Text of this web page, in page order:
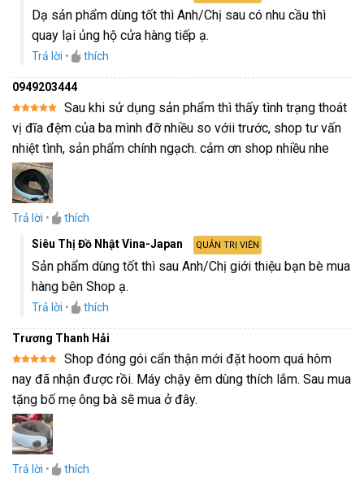
Dạ sản phẩm dùng tốt thì Anh/Chị sau có nhu cầu thì
quay lại ủng hộ cửa hàng tiếp ạ.
Trả lời • thích
0949203444
hạng 55
Sau khi sử dụng sản phẩm thì thấy tình trạng thoát
vị đĩa đệm của ba mình đỡ nhiều so vớii trước, shop tư vấn
nhiệt tình, sản phẩm chính ngạch. cảm ơn shop nhiều nhe
Trả lời •
thích
Siêu Thị Đồ Nhật Vina-Japan
QUẢN TRỊ VIÊN
Sản phẩm dùng tốt thì sau Anh/Chị giới thiệu bạn bè mua
hàng bên Shop ạ.
Trả lời • thích
Trương Thanh Hải
hạng55
Shop đóng gói cẩn thận mới đặt hoom quá hôm
nay đã nhận được rồi. Máy chậy êm dùng thích lắm. Sau mua
tặng bố mẹ ông bà sẽ mua ở đây.
Trả lời •
thích